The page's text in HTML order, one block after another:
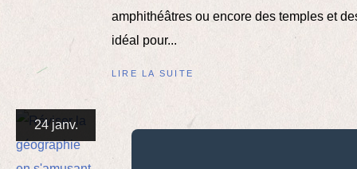
amphithéâtres ou encore des temples et
idéal pour...
LIRE LA SUITE
24 janv.